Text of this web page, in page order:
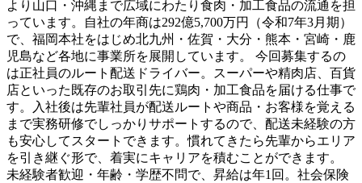
より山口・沖縄まで広域にわたり食肉・加工食品の流通を担
っています。自社の年商は292億5,700万円（令和7年3月期）
で、福岡本社をはじめ北九州・佐賀・大分・熊本・宮崎・鹿
児島など各地に事業所を展開しています。 今回募集するの
は正社員のルート配送ドライバー。スーパーや精肉店、百貨
店といった既存のお取引先に鶏肉・加工食品を届ける仕事で
す。入社後は先輩社員が配送ルートや商品・お客様を覚える
まで実務研修でしっかりサポートするので、配送未経験の方
も安心してスタートできます。慣れてきたら先輩からエリア
を引き継ぐ形で、着実にキャリアを積むことができます。
未経験者歓迎・年齢・学歴不問で、昇給は年1回。社会保険